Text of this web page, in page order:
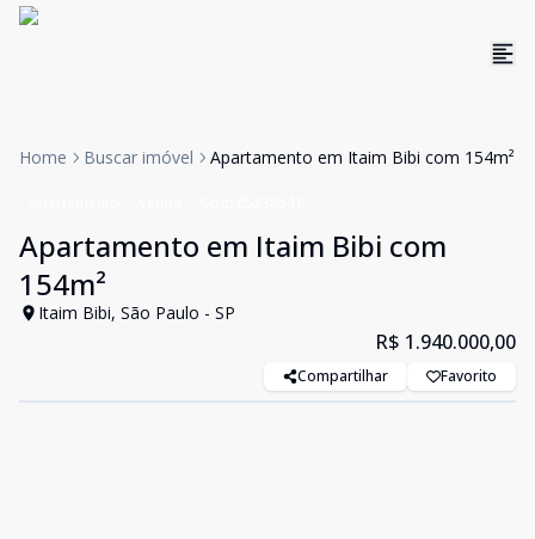
Home Buscar imóvel Apartamento em Itaim Bibi com 154m²
Apartamento em Itaim Bibi com
154m²
Itaim Bibi, São Paulo - SP
R$ 1.940.000,00
Compartilhar Favorito